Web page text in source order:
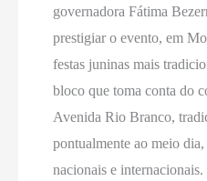
governadora Fátima
prestigiar o evento, em
festas juninas mais
bloco que toma conta do
Avenida Rio Branco,
pontualmente ao meio dia,
nacionais e